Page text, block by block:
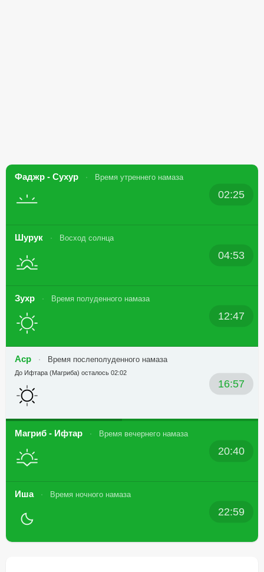
Фаджр - Сухур Время утреннего намаза
02:25
Шурук Восход солнца
04:53
Зухр Время полуденного намаза
12:47
Аср Время послеполуденного намаза
16:57
До Ифтара (Магриба) осталось 02:02
Магриб - Ифтар Время вечернего намаза
20:40
Иша Время ночного намаза
22:59